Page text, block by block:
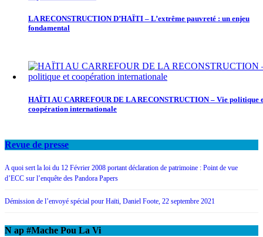
LA RECONSTRUCTION D’HAÏTI – L’extrême pauvreté : un enjeu
fondamental
HAÏTI AU CARREFOUR DE LA RECONSTRUCTION – Vie politique
coopération internationale
Revue de presse
A quoi sert la loi du 12 Février 2008 portant déclaration de patrimoine : Point de vue
d’ECC sur l’enquête des Pandora Papers
Démission de l’envoyé spécial pour Haïti, Daniel Foote, 22 septembre 2021
N ap #Mache Pou La Vi